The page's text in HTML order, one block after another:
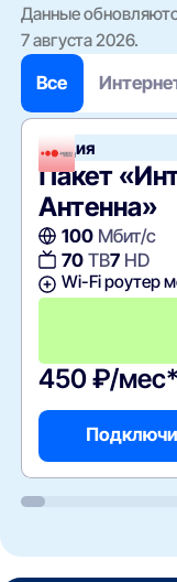
Данные
7 августа 2026.
Все
Акция
Пакет
Антенна»
100Мбит/с
70ТВ7HD
Wi-Fi роутер
450 ₽/мес*